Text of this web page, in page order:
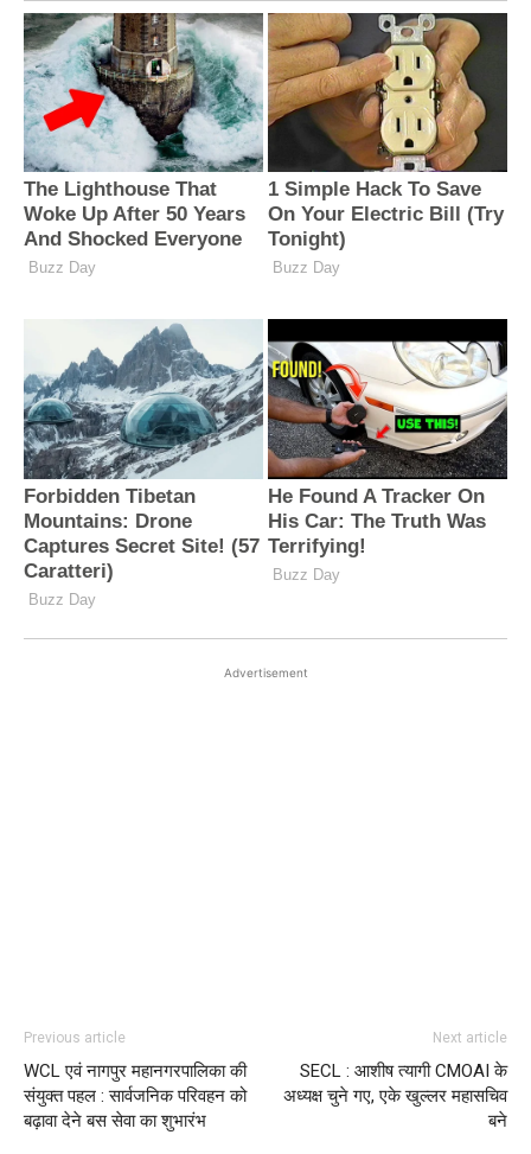
Advertisement
Previous article
WCL एवं नागपुर महानगरपालिका की
संयुक्त पहल : सार्वजनिक परिवहन को
बढ़ावा देने बस सेवा का शुभारंभ
Next article
SECL : आशीष त्यागी CMOAI के
अध्यक्ष चुने गए, एके खुल्लर महासचिव
बने